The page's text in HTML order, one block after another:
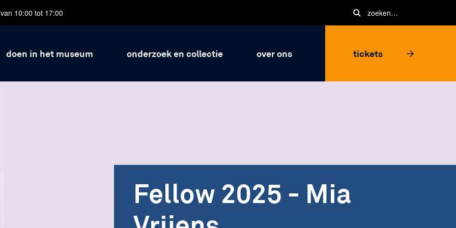
10:00 tot 17:00
doen in het museum onderzoek en collectie over ons tickets
Fellow 2025 - Mia